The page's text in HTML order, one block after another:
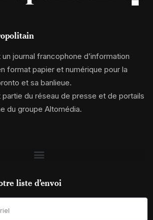
journal francophone d’information
format papier et numérique pour la
et sa banlieue.
du réseau de presse et de portails
du groupe Altomédia.
liste d’envoi